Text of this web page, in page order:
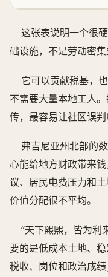
这张表说明一个很
础设施，不是劳动密集
它可以贡献税基，
不需要大量本地工人
传，最容易让社区误判
弗吉尼亚州北部的
心能给地方财政带来
议、居民电费压力和
价值分配很不平均。
“天下熙熙，皆为利
要的是低成本土地、
税收、岗位和政治成